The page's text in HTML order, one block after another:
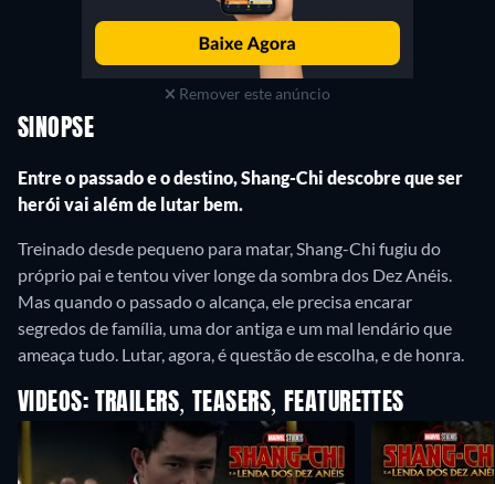
Remover este anúncio
SINOPSE
Entre o passado e o destino, Shang-Chi descobre que ser
herói vai além de lutar bem.
Treinado desde pequeno para matar, Shang-Chi fugiu do
próprio pai e tentou viver longe da sombra dos Dez Anéis.
Mas quando o passado o alcança, ele precisa encarar
segredos de família, uma dor antiga e um mal lendário que
ameaça tudo. Lutar, agora, é questão de escolha, e de honra.
VIDEOS: TRAILERS, TEASERS, FEATURETTES